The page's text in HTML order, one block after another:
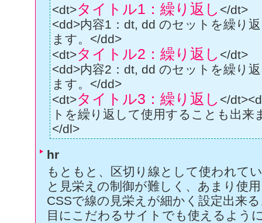
</body>
<dt>タイトル1：繰り返し </dt>
<dd>内容1：dt, dd のセットを繰り
ます。</dd>
<dt>タイトル2：繰り返し </dt>
<dd>内容2：dt, dd のセットを繰り
ます。</dd>
<dt>タイトル3：繰り返し </
トを繰り返して使用することも出来
</dl>
hr
もともと、区切り線として使われて
と見栄えの制御が難しく、あまり使
CSSで線の見栄えが細かく設定出来
目にこだわるサイトでも使えるよう